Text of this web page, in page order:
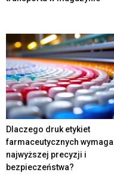
Dlaczego druk etykiet
farmaceutycznych wymaga
najwyższej precyzji i
bezpieczeństwa?